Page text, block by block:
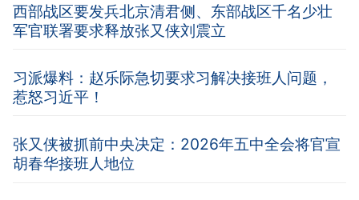
西部战区要发兵北京清君侧、东部战区千名少壮
军官联署要求释放张又侠刘震立
习派爆料：赵乐际急切要求习解决接班人问题，
惹怒习近平！
张又侠被抓前中央决定：2026年五中全会将官宣
胡春华接班人地位